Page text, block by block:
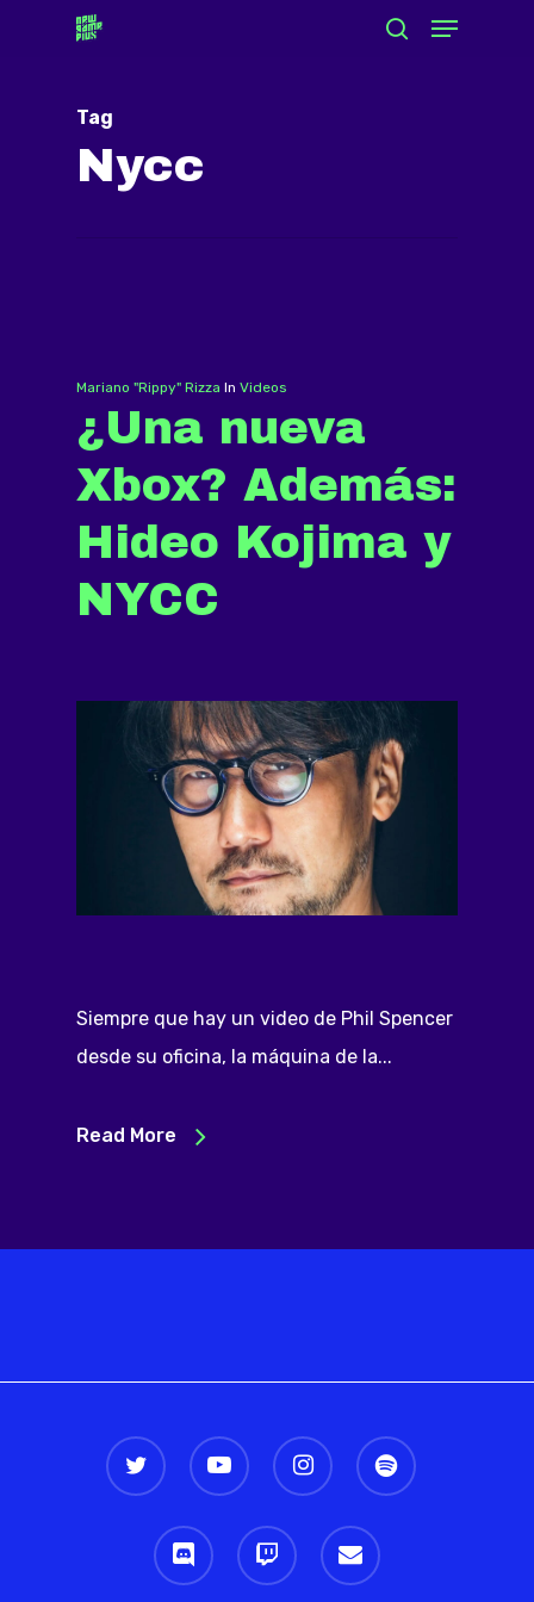
Menu
Tag
Nycc
Mariano "Rippy" Rizza In Videos
¿Una nueva
Xbox? Además:
Hideo Kojima y
NYCC
Siempre que hay un video de Phil Spencer
desde su oficina, la máquina de la...
Read More
twitter youtube instagram spotify
discord twitch email